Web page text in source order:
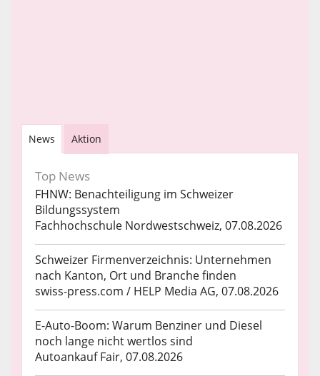
News Aktion
Top News
FHNW: Benachteiligung im Schweizer
Bildungssystem
Fachhochschule Nordwestschweiz, 07.08.2026
Schweizer Firmenverzeichnis: Unternehmen
nach Kanton, Ort und Branche finden
swiss-press.com / HELP Media AG, 07.08.2026
E-Auto-Boom: Warum Benziner und Diesel
noch lange nicht wertlos sind
Autoankauf Fair, 07.08.2026